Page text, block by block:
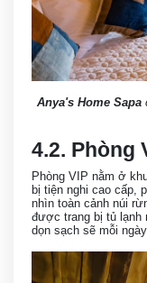
Anya's Home Sapa
4.2. Phòng
Phòng VIP nằm ở
bị tiện nghi cao cấp,
nhìn toàn cảnh núi
được trang bị tủ lạnh
dọn sạch sẽ mỗi ngày.